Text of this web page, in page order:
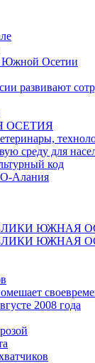
Южной Осетии
развивают
ОСЕТИЯ
среду для
код
Алания
ЮЖНАЯ
ЮЖНАЯ
2008 года